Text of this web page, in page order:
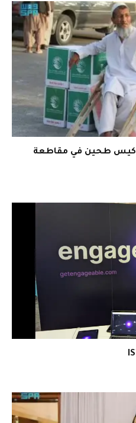
العربية السعودية توزع 1500 كيس طحين في مقاطعة